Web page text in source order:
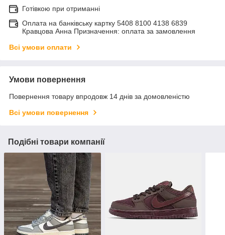
Готівкою при отриманні
Оплата на банківську картку 5408 8100 4138 6839
Кравцова Анна Призначення: оплата за замовлення
Всі умови оплати
Умови повернення
Повернення товару впродовж 14 днів за домовленістю
Всі умови повернення
Подібні товари компанії